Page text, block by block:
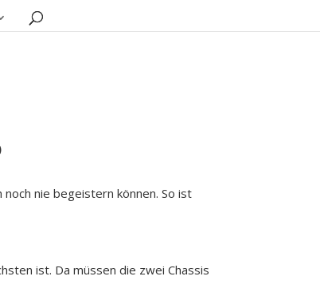
nie begeistern können. So ist
ist. Da müssen die zwei Chassis